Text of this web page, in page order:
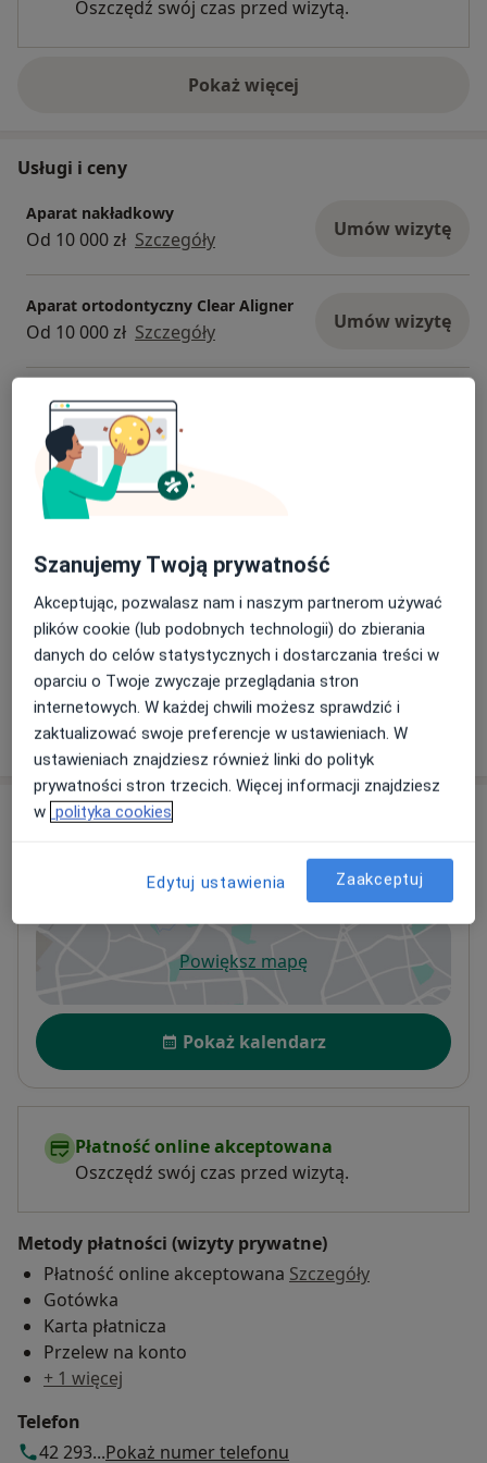
Oszczędź swój czas przed wizytą.
Pokaż więcejo doświadczeniu
Usługi i ceny
Aparat nakładkowy
Od 10 000 zł Szczegóły Umów wizytę
Aparat ortodontyczny Clear Aligner
Od 10 000 zł Szczegóły Umów wizytę
Aparaty stałe
Od 2 800 zł Szczegóły
Invisalign
220 zł Szczegóły
Konsultacja Invisalign
220 zł Szczegóły Umów wizytę
+ 6 usług
W jaki sposób ustalane są ceny?
Adres
Niciarniana 9, Widzew, 92-238
Powiększ mapęotwiera się w nowej karcie
Dostępność
Pokaż kalendarz
Płatność online akceptowana
Oszczędź swój czas przed wizytą.
Metody płatności (wizyty prywatne)
Płatność online akceptowana Szczegóły
Gotówka
Karta płatnicza
Przelew na konto
+ 1 więcej
Telefon
42 293...Pokaż numer telefonu
Szanujemy Twoją prywatność
Akceptując, pozwalasz nam i naszym partnerom używać
plików cookie (lub podobnych technologii) do zbierania
danych do celów statystycznych i dostarczania treści w
oparciu o Twoje zwyczaje przeglądania stron
internetowych. W każdej chwili możesz sprawdzić i
zaktualizować swoje preferencje w ustawieniach. W
ustawieniach znajdziesz również linki do polityk
prywatności stron trzecich. Więcej informacji znajdziesz
w polityka cookies
Edytuj ustawienia Zaakceptuj